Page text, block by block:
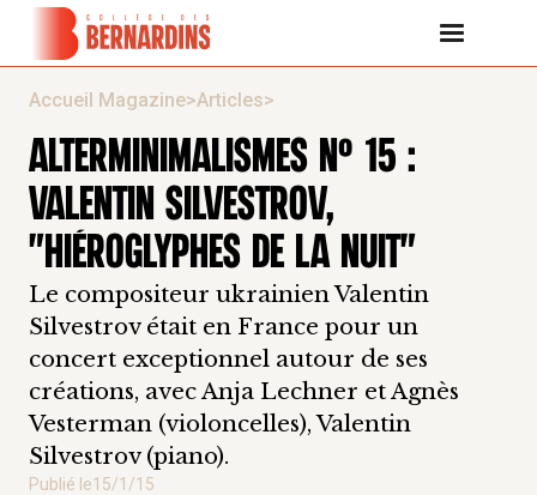
Accueil Magazine>Articles>
ALTERMINIMALISMES N° 15 :
VALENTIN SILVESTROV,
"HIÉROGLYPHES DE LA NUIT"
Le compositeur ukrainien Valentin
Silvestrov était en France pour un
concert exceptionnel autour de ses
créations, avec Anja Lechner et Agnès
Vesterman (violoncelles), Valentin
Silvestrov (piano).
Publié le15/1/15